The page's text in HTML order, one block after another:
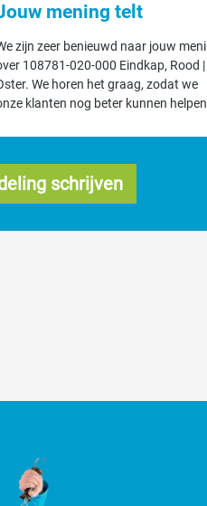
mening telt
zijn zeer benieuwd naar jouw
108781-020-000 Eindkap, Rood |
We horen het graag, zodat we
klanten nog beter kunnen
schrijven